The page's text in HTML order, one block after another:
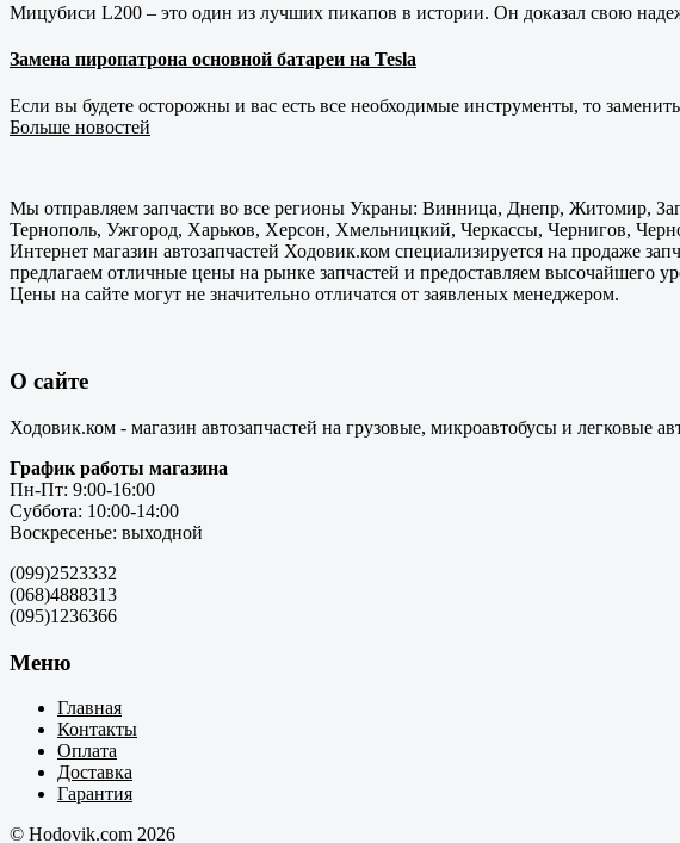
Мицубиси L200 – это один из лучших пикапов в истории. Он доказал свою
Замена пиропатрона основной батареи на Tesla
Если вы будете осторожны и вас есть все необходимые инструменты, то
Больше новостей
Мы отправляем запчасти во все регионы Украны: Винница, Днепр, Житомир,
Тернополь, Ужгород, Харьков, Херсон, Хмельницкий, Черкассы, Чернигов,
Интернет магазин автозапчастей Ходовик.ком специализируется на продаже
предлагаем отличные цены на рынке запчастей и предоставляем высочайшего
Цены на сайте могут не значительно отличатся от заявленых менеджером.
О сайте
Ходовик.ком - магазин автозапчастей на грузовые, микроавтобусы и легковые
График работы магазина
Пн-Пт: 9:00-16:00
Суббота: 10:00-14:00
Воскресенье: выходной
(099)2523332
(068)4888313
(095)1236366
Меню
Главная
Контакты
Оплата
Доставка
Гарантия
© Hodovik.com 2026